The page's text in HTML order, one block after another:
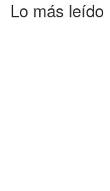
Lo más leído